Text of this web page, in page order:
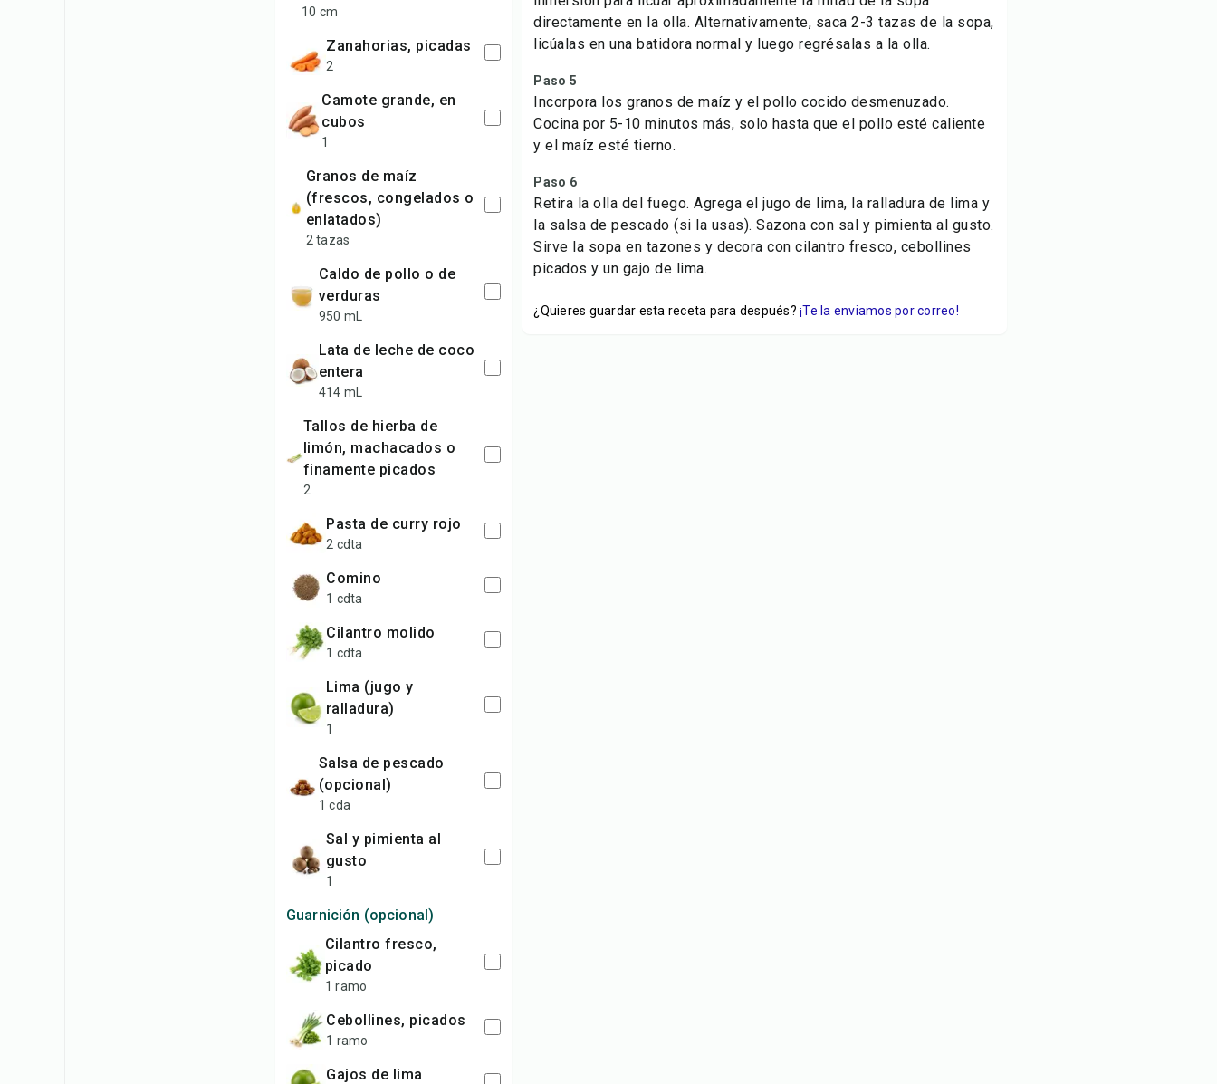
10 cm
zanahorias, picadas
2
camote grande, en
cubos
1
granos de maíz
(frescos, congelados o
enlatados)
2 tazas
caldo de pollo o de
verduras
950 mL
lata de leche de coco
entera
414 mL
tallos de hierba de
limón, machacados o
finamente picados
2
pasta de curry rojo
2 cdta
comino
1 cdta
cilantro molido
1 cdta
lima (jugo y
ralladura)
1
salsa de pescado
(opcional)
1 cda
Sal y pimienta al
gusto
1
Guarnición (opcional)
cilantro fresco,
picado
1 ramo
cebollines, picados
1 ramo
gajos de lima
directamente en la olla. Alternativamente, saca 2-3 tazas de la sopa,
licúalas en una batidora normal y luego regrésalas a la olla.
Paso 5
Incorpora los granos de maíz y el pollo cocido desmenuzado.
Cocina por 5-10 minutos más, solo hasta que el pollo esté caliente
y el maíz esté tierno.
Paso 6
Retira la olla del fuego. Agrega el jugo de lima, la ralladura de lima y
la salsa de pescado (si la usas). Sazona con sal y pimienta al gusto.
Sirve la sopa en tazones y decora con cilantro fresco, cebollines
picados y un gajo de lima.
¿Quieres guardar esta receta para después? ¡Te la enviamos por correo!